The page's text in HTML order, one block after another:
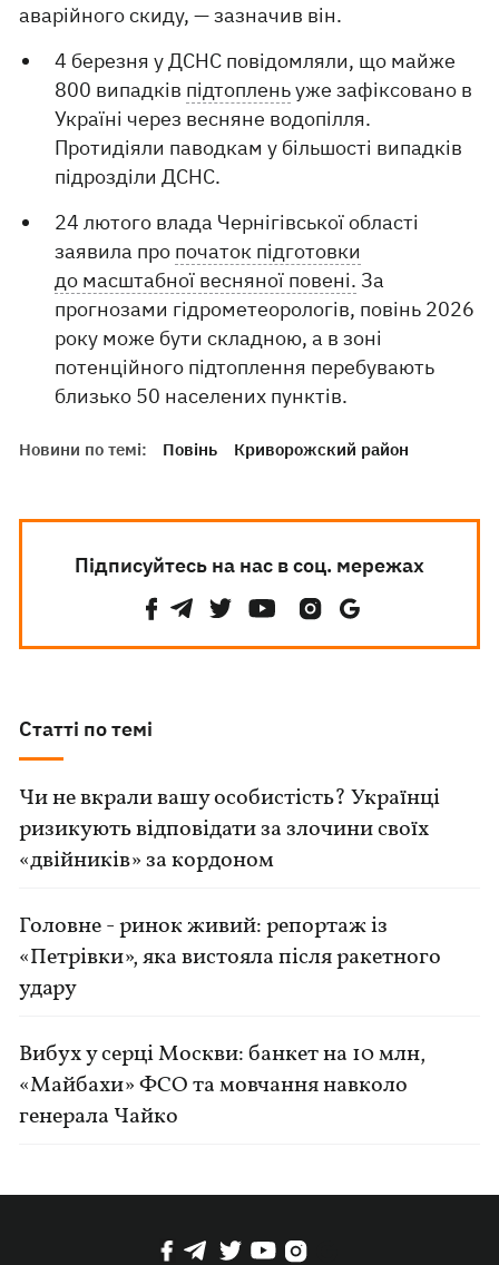
аварійного скиду, — зазначив він.
4 березня у ДСНС повідомляли, що майже
800 випадків підтопленьуже зафіксовано в
Україні через весняне водопілля.
Протидіяли паводкам у більшості випадків
підрозділи ДСНС.
24 лютого влада Чернігівської області
заявила про початок підготовки
до масштабної весняної повені. За
прогнозами гідрометеорологів, повінь 2026
року може бути складною, а в зоні
потенційного підтоплення перебувають
близько 50 населених пунктів.
Новини по темі: Повінь Криворожский район
Підписуйтесь на нас в соц. мережах
Статті по темі
Чи не вкрали вашу особистість? Українці
ризикують відповідати за злочини своїх
«двійників» за кордоном
Головне - ринок живий: репортаж із
«Петрівки», яка вистояла після ракетного
удару
Вибух у серці Москви: банкет на 10 млн,
«Майбахи» ФСО та мовчання навколо
генерала Чайко